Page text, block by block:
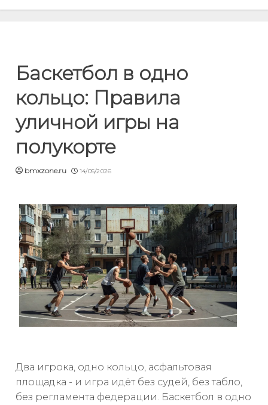
Баскетбол в одно
кольцо: Правила
уличной игры на
полукорте
bmxzone.ru 14/05/2026
Два игрока, одно кольцо, асфальтовая
площадка - и игра идёт без судей, без табло,
без регламента федерации. Баскетбол в одно